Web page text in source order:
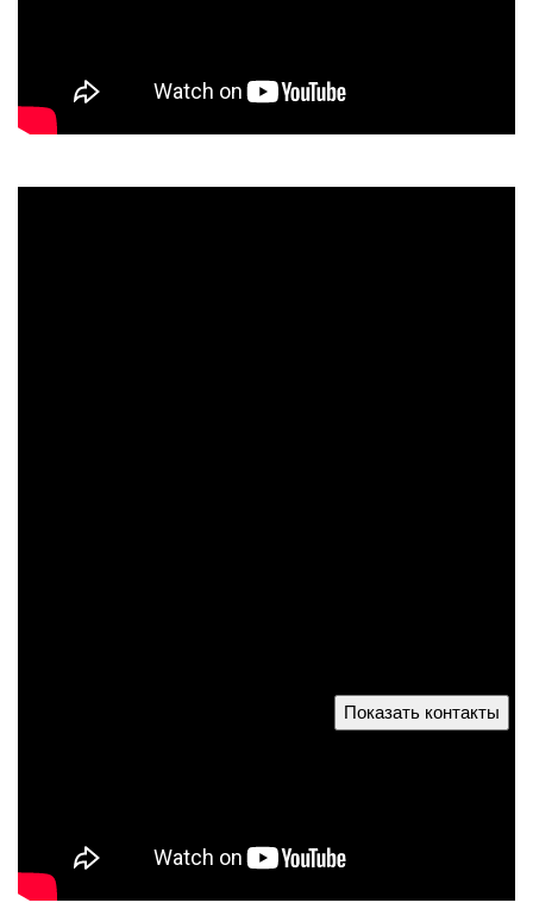
Показать контакты